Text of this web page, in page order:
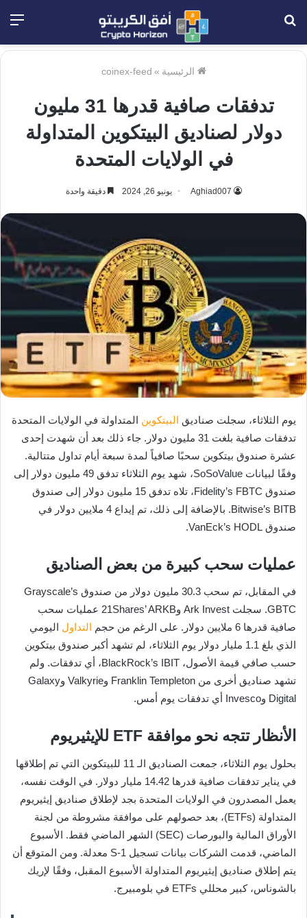
الرئيسية »
coinex-feed
تدفقات صافية قدرها 31 مليون
دولار لصناديق البيتكوين المتداولة
في الولايات المتحدة
Aghiad007 يونيو 26, 2024 دقيقة واحدة
يوم الثلاثاء، سجلت صناديق البيتكوين المتداولة في الولايات المتحدة
تدفقات صافية بلغت 31 مليون دولار. جاء ذلك بعد أن شهدت إحدى
عشرة صندوق بيتكوين سحبًا صافياً لمدة سبعة أيام تداول متتالية.
وفقًا لبيانات SoSoValue، شهد يوم الثلاثاء تدفق 49 مليون دولار إلى
صندوق Fidelity’s FBTC، تلاه تدفق 15 مليون دولار إلى صندوق
Bitwise’s BITB. بالإضافة إلى ذلك، تم إيداع 4 ملايين دولار في
صندوق VanEck’s HODL.
عمليات سحب كبيرة من بعض الصناديق
في المقابل، تم سحب 30.3 مليون دولار من صندوق Grayscale’s
GBTC. سجلت Ark Invest و21Shares’ ARKB عمليات سحب
صافية قدرها 6 ملايين دولار. على الرغم من حجم
التداول اليومي
الذي بلغ 1.1 مليار دولار يوم الثلاثاء، لم تشهد أكبر صندوق بيتكوين
حسب صافي قيمة الأصول، BlackRock’s IBIT، أي تدفقات. ولم
تشهد صناديق أخرى من Franklin Templeton وValkyrie وGalaxy
Digital وInvesco أي تدفقات يوم أمس.
الأنظار تتجه نحو موافقة ETF للإيثيريوم
بحلول يوم الثلاثاء، جمعت الصناديق الـ 11 للبيتكوين التي تم إطلاقها
في يناير تدفقات صافية قدرها 14.42 مليار دولار. في الوقت نفسه،
يعمل المصدرون في الولايات المتحدة بجد لإطلاق صناديق إيثيريوم
المتداولة (ETFs)، بعد حصولهم على موافقة مشروطة من لجنة
الأوراق المالية والبورصات (SEC) الشهر الماضي فقط. الأسبوع
الماضي، قدمت الشركات بيانات تسجيل S-1 معدلة. ومن المتوقع أن
يتم إطلاق صناديق إيثيريوم المتداولة الأسبوع المقبل، وفقًا لإريك
بالشوناس، كبير محللي ETFs في بلومبيرج.